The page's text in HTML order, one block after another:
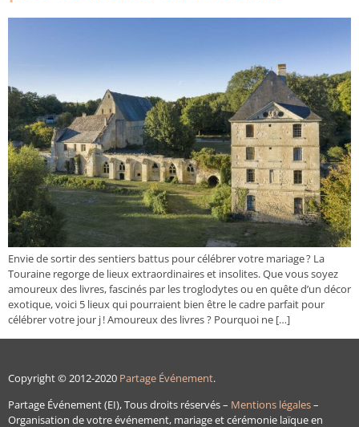
Envie de sortir des sentiers battus pour célébrer votre mariage ? La
Touraine regorge de lieux extraordinaires et insolites. Que vous soyez
amoureux des livres, fascinés par les troglodytes ou en quête d’un décor
exotique, voici 5 lieux qui pourraient bien être le cadre parfait pour
célébrer votre jour j ! Amoureux des livres ? Pourquoi ne […]
Copyright © 2012-2020 Partage Événement.
Partage Événement (EI), Tous droits réservés – Mentions légales–
Organisation de votre événement, mariage et cérémonie laïque en